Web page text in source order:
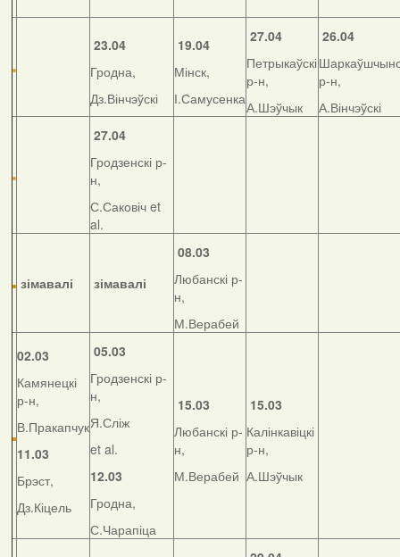
23.04
Гродна,
Дз.Вінчэўскі
19.04
Мінск,
І.Самусенка
27.04
Петрыкаўскі
р-н,
А.Шэўчык
26.04
р-н,
А.Вінчэўскі
27.04
Гродзенскі р-
н,
С.Саковіч et
al.
зімавалі зімавалі
08.03
Любанскі р-
н,
М.Верабей
02.03
Камянецкі
р-н,
В.Пракапчук
11.03
Брэст,
Дз.Кіцель
05.03
Гродзенскі р-
н,
Я.Сліж
et al.
12.03
Гродна,
С.Чарапіца
15.03
Любанскі р-
н,
М.Верабей
15.03
Калінкавіцкі
р-н,
А.Шэўчык